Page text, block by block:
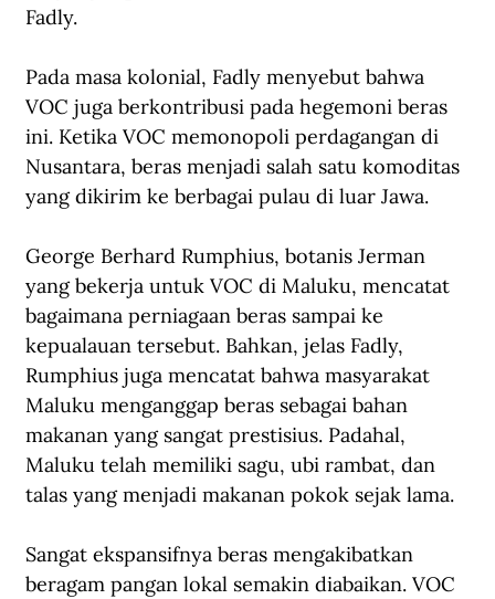
Fadly.
Pada masa kolonial, Fadly menyebut bahwa
VOC juga berkontribusi pada hegemoni beras
ini. Ketika VOC memonopoli perdagangan di
Nusantara, beras menjadi salah satu komoditas
yang dikirim ke berbagai pulau di luar Jawa.
George Berhard Rumphius, botanis Jerman
yang bekerja untuk VOC di Maluku, mencatat
bagaimana perniagaan beras sampai ke
kepualauan tersebut. Bahkan, jelas Fadly,
Rumphius juga mencatat bahwa masyarakat
Maluku menganggap beras sebagai bahan
makanan yang sangat prestisius. Padahal,
Maluku telah memiliki sagu, ubi rambat, dan
talas yang menjadi makanan pokok sejak lama.
Sangat ekspansifnya beras mengakibatkan
beragam pangan lokal semakin diabaikan. VOC